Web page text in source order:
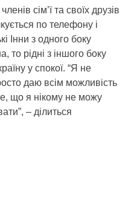
сім’ї та своїх друзів
по телефону і
Інни з одного боку
то рідні з іншого боку
у спокої. “Я не
даю всім можливість
що я нікому не можу
– ділиться